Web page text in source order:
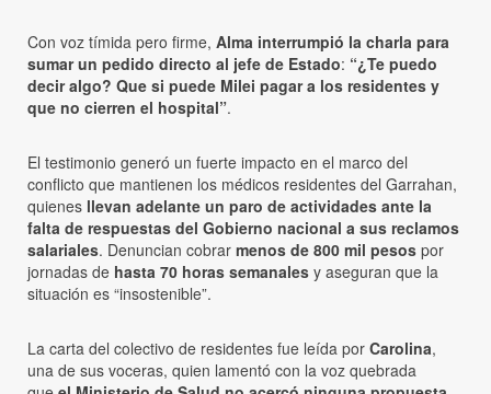
Con voz tímida pero firme, Alma interrumpió la charla para
sumar un pedido directo al jefe de Estado: “¿Te puedo
decir algo? Que si puede Milei pagar a los residentes y
que no cierren el hospital”.
El testimonio generó un fuerte impacto en el marco del
conflicto que mantienen los médicos residentes del Garrahan,
quienes llevan adelante un paro de actividades ante la
falta de respuestas del Gobierno nacional a sus reclamos
salariales. Denuncian cobrar menos de 800 mil pesos por
jornadas de hasta 70 horas semanales y aseguran que la
situación es “insostenible”.
La carta del colectivo de residentes fue leída por Carolina,
una de sus voceras, quien lamentó con la voz quebrada